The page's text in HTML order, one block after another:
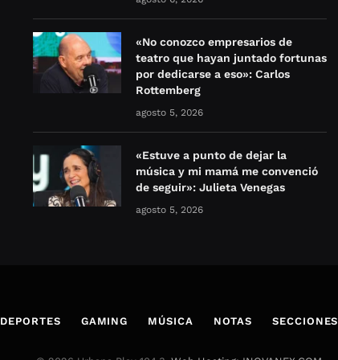
«No conozco empresarios de
teatro que hayan juntado fortunas
por dedicarse a eso»: Carlos
Rottemberg
agosto 5, 2026
«Estuve a punto de dejar la
música y mi mamá me convenció
de seguir»: Julieta Venegas
agosto 5, 2026
DEPORTES GAMING MÚSICA NOTAS SECCIONES